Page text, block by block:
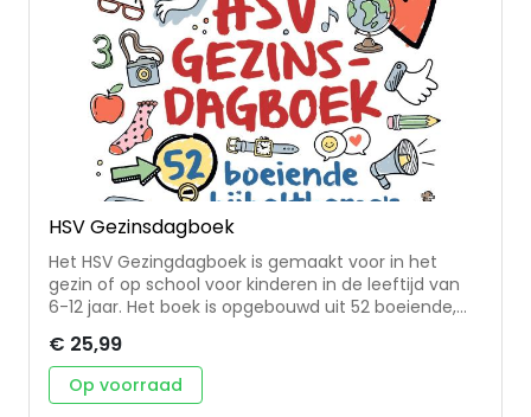
HSV Gezinsdagboek
Het HSV Gezingdagboek is gemaakt voor in het
gezin of op school voor kinderen in de leeftijd van
6-12 jaar. Het boek is opgebouwd uit 52 boeiende,
dieren, maar ook vergeving, wonderen en
vriendschap. Het is een dagboek bij de Herziene
Statenvertaling.
€ 25,99
Op voorraad